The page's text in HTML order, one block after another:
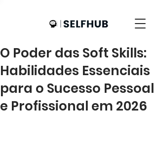
O Poder das Soft Skills:
Habilidades Essenciais
para o Sucesso Pessoal
e Profissional em 2026